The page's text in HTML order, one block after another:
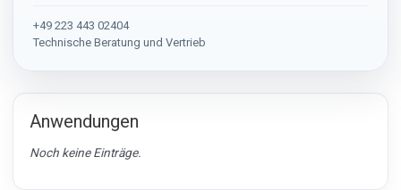
+49 223 443 02404
Technische Beratung und Vertrieb
Anwendungen
Noch keine Einträge.